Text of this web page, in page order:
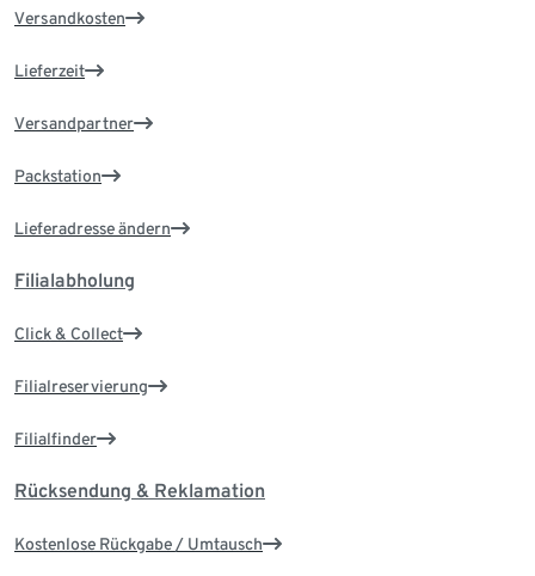
Versandkosten
Lieferzeit
Versandpartner
Packstation
Lieferadresse ändern
Filialabholung
Click & Collect
Filialreservierung
Filialfinder
Rücksendung & Reklamation
Kostenlose Rückgabe / Umtausch